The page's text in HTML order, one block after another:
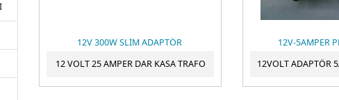
12V 300W SLİM ADAPTÖR
12 VOLT 25 AMPER DAR KASA TRAFO
12V-5AMPER